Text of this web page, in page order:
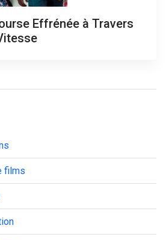
Effrénée à Travers
films